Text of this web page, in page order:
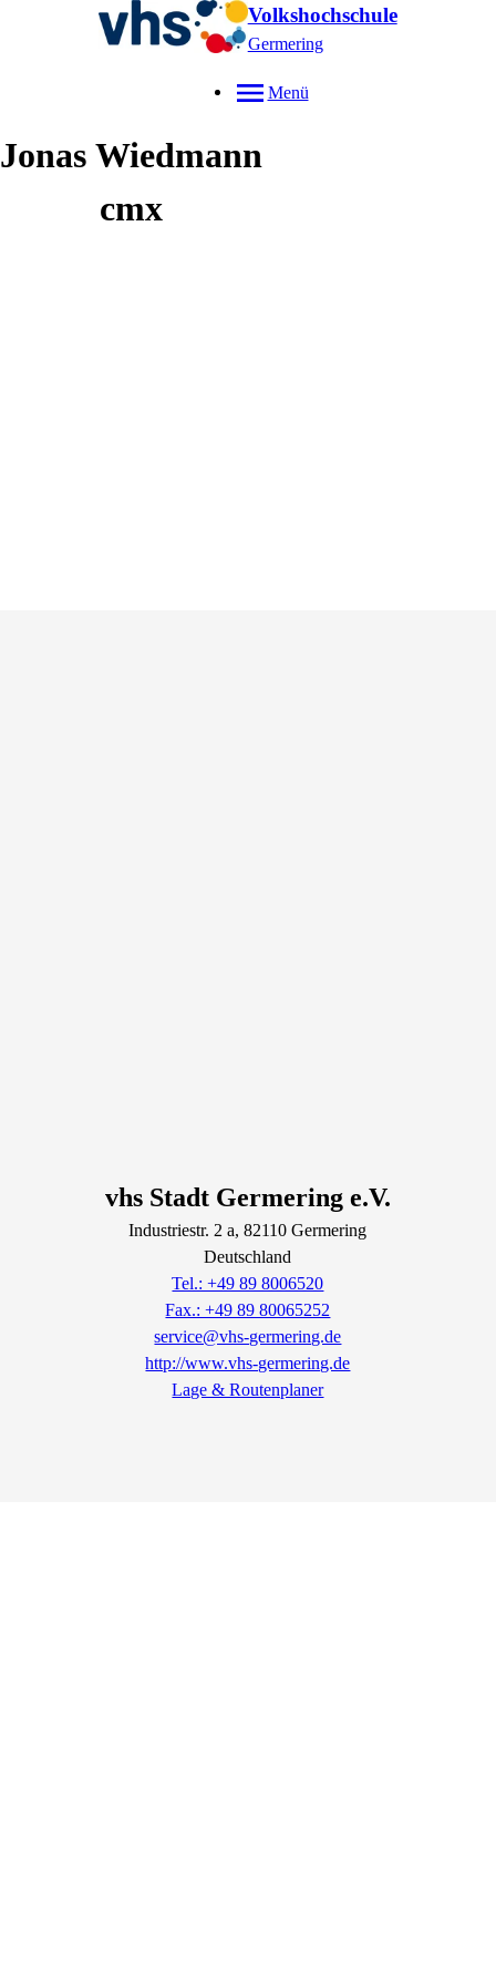
Volkshochschule
Germering
Menü
Jonas Wiedmann
cmx
vhs Stadt Germering e.V.
Industriestr. 2 a, 82110Germering
Deutschland
Tel.: +49 89 8006520
Fax.: +49 89 80065252
service@vhs-germering.de
http://www.vhs-germering.de
Lage & Routenplaner